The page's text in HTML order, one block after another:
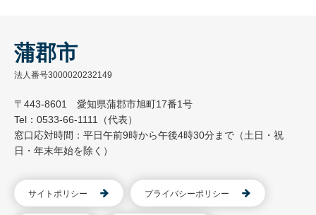
蒲郡市
法人番号3000020232149
〒443-8601 愛知県蒲郡市旭町17番1号
Tel：0533-66-1111（代表）
窓口応対時間：平日午前9時から午後4時30分まで（土日・祝
日・年末年始を除く）
サイトポリシー プライバシーポリシー